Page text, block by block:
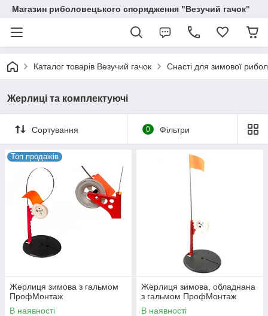
Магазин риболовецького спорядження "Везучий гачок"
Каталог товарів Везучий гачок Снасті для зимової
Жерлиці та комплектуючі
Сортування 0 Фільтри
Топ продажів
Жерлиця зимова з гальмом
ПрофМонтаж
В наявності
Жерлиця зимова, обладнана
з гальмом ПрофМонтаж
В наявності